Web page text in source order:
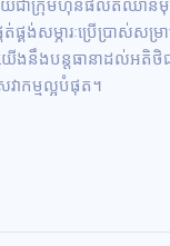
លាយជាក្រុមហ៊ុនផលិតឈាន
ង់សម្ភារៈប្រើប្រាស់សម្រា
យើងនឹងបន្តធានាដល់អតិ
កម្មល្អបំផុត។